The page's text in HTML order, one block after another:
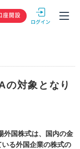
GMOクリック
座開設
の対象となり
外国株式は、国内の金
る外国企業の株式の